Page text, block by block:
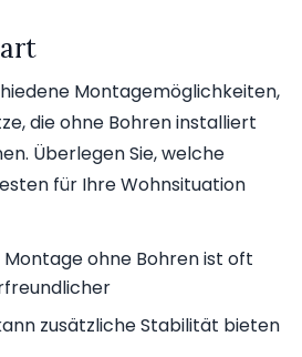
Montagemöglichkeiten,
die ohne Bohren installiert
Überlegen Sie, welche
für Ihre Wohnsituation
Montage ohne Bohren ist oft
zusätzliche Stabilität bieten